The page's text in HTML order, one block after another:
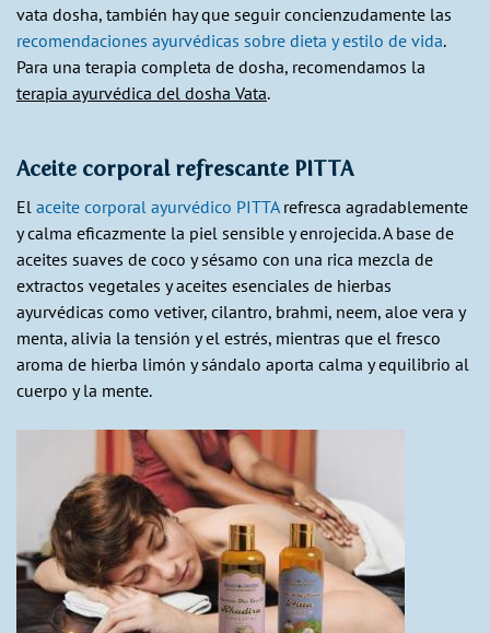
vata dosha, también hay que seguir concienzudamente las
recomendaciones ayurvédicas sobre dieta y estilo de vida.
Para una terapia completa de dosha, recomendamos la
terapia ayurvédica del dosha Vata.
Aceite corporal refrescante PITTA
El aceite corporal ayurvédico PITTArefresca agradablemente
y calma eficazmente la piel sensible y enrojecida. A base de
aceites suaves de coco y sésamo con una rica mezcla de
extractos vegetales y aceites esenciales de hierbas
ayurvédicas como vetiver, cilantro, brahmi, neem, aloe vera y
menta, alivia la tensión y el estrés, mientras que el fresco
aroma de hierba limón y sándalo aporta calma y equilibrio al
cuerpo y la mente.